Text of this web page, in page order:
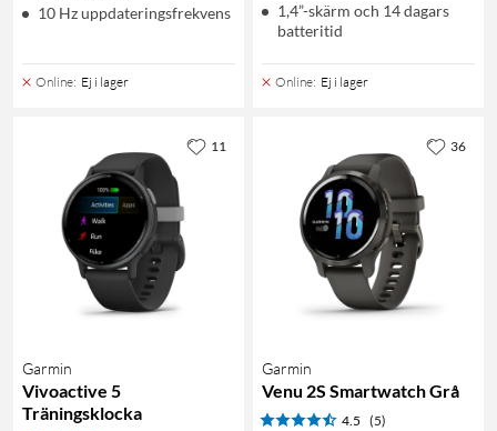
10 Hz uppdateringsfrekvens
Online: Ej i lager
1,4”-skärm och 14 dagars
batteritid
Online: Ej i lager
Garmin
Vivoactive 5
Träningsklocka
11
Garmin
Venu 2S Smartwatch Grå
4.5 (5)
36